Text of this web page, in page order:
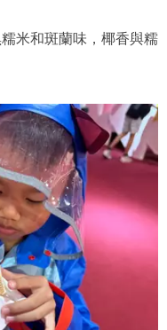
米和斑蘭味，椰香與糯